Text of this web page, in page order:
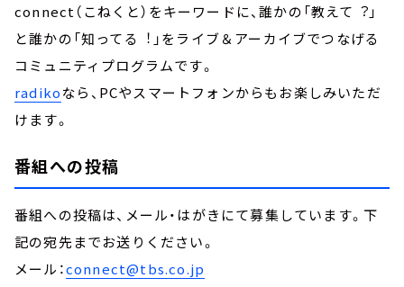
connect（こねくと）をキーワードに、誰かの「教えて︖」
と誰かの「知ってる︕」をライブ＆アーカイブでつなげる
コミュニティプログラムです。
radikoなら、PCやスマートフォンからもお楽しみいただ
けます。
番組への投稿
番組への投稿は、メール・はがきにて募集しています。下
記の宛先までお送りください。
メール：connect@tbs.co.jp